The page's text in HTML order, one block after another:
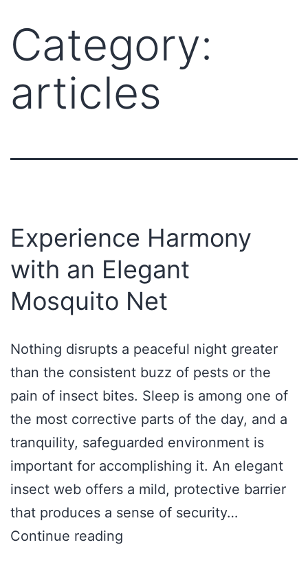
Category:
articles
Experience Harmony
with an Elegant
Mosquito Net
Nothing disrupts a peaceful night greater
than the consistent buzz of pests or the
pain of insect bites. Sleep is among one of
the most corrective parts of the day, and a
tranquility, safeguarded environment is
important for accomplishing it. An elegant
insect web offers a mild, protective barrier
that produces a sense of security…
Continue reading